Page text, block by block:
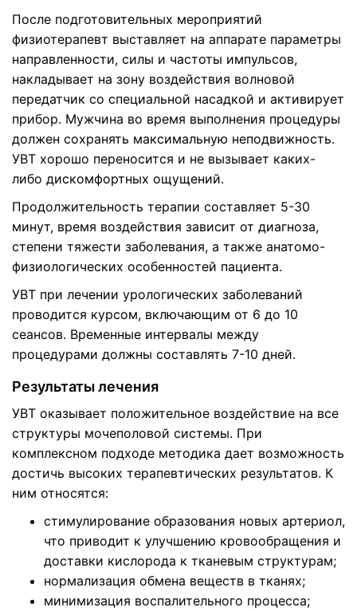
После подготовительных мероприятий
физиотерапевт выставляет на аппарате параметры
направленности, силы и частоты импульсов,
накладывает на зону воздействия волновой
передатчик со специальной насадкой и активирует
прибор. Мужчина во время выполнения процедуры
должен сохранять максимальную неподвижность.
УВТ хорошо переносится и не вызывает каких-
либо дискомфортных ощущений.
Продолжительность терапии составляет 5-30
минут, время воздействия зависит от диагноза,
степени тяжести заболевания, а также анатомо-
физиологических особенностей пациента.
УВТ при лечении урологических заболеваний
проводится курсом, включающим от 6 до 10
сеансов. Временные интервалы между
процедурами должны составлять 7-10 дней.
Результаты лечения
УВТ оказывает положительное воздействие на все
структуры мочеполовой системы. При
комплексном подходе методика дает возможность
достичь высоких терапевтических результатов. К
ним относятся:
стимулирование образования новых артериол,
что приводит к улучшению кровообращения и
доставки кислорода к тканевым структурам;
нормализация обмена веществ в тканях;
минимизация воспалительного процесса;